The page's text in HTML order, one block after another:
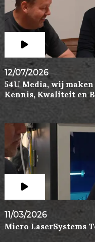
12/07/2026
54U Media, wij
Kennis, Kwaliteit en
11/03/2026
Micro LaserSystems